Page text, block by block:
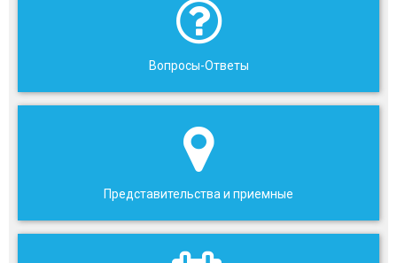
Вопросы-Ответы
Представительства и приемные